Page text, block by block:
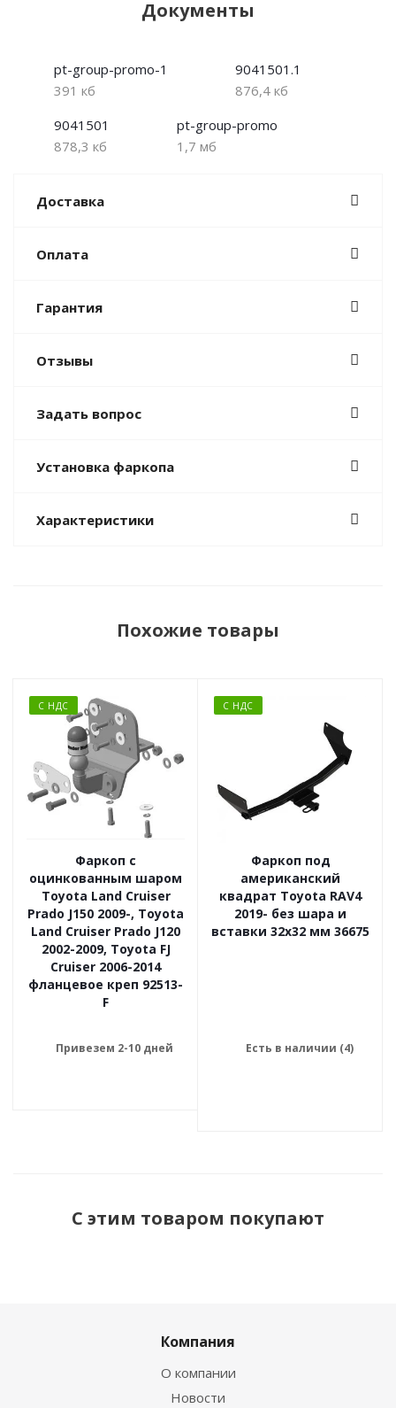
Документы
pt-group-promo-1
391 кб
9041501.1
876,4 кб
9041501
878,3 кб
pt-group-promo
1,7 мб
Доставка
Оплата
Гарантия
Отзывы
Задать вопрос
Установка фаркопа
Характеристики
Похожие товары
С НДС
Фаркоп с
оцинкованным шаром
Toyota Land Cruiser
Prado J150 2009-, Toyota
Land Cruiser Prado J120
2002-2009, Toyota FJ
Cruiser 2006-2014
фланцевое креп 92513-
F
Привезем 2-10 дней
С НДС
Фаркоп под
американский
квадрат Toyota RAV4
2019- без шара и
вставки 32x32 мм 36675
Есть в наличии (4)
С этим товаром покупают
Компания
О компании
Новости